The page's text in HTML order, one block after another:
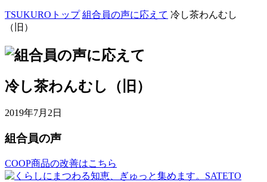
TSUKUROトップ 組合員の声に応えて 冷し茶わんむし
（旧）
冷し茶わんむし（旧）
2019年7月2日
組合員の声
COOP商品の改善はこちら